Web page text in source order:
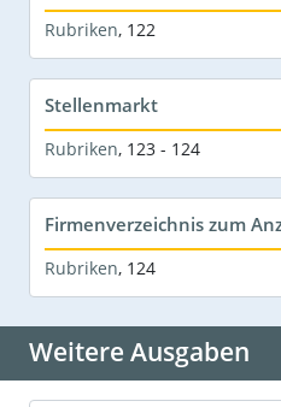
Rubriken, 122
Stellenmarkt
Rubriken, 123 - 124
Firmenverzeichnis zum
Rubriken, 124
Weitere Ausgaben